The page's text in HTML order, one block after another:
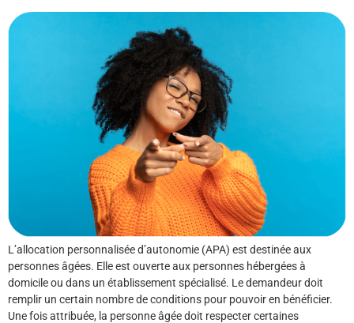
L’allocation personnalisée d’autonomie (APA) est destinée aux
personnes âgées. Elle est ouverte aux personnes hébergées à
domicile ou dans un établissement spécialisé. Le demandeur doit
remplir un certain nombre de conditions pour pouvoir en bénéficier.
Une fois attribuée, la personne âgée doit respecter certaines